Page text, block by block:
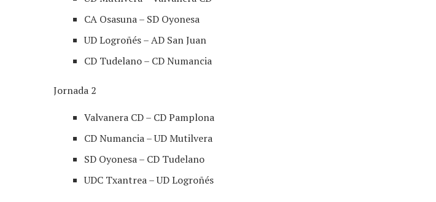
CA Osasuna – SD Oyonesa
UD Logroñés – AD San Juan
CD Tudelano – CD Numancia
Jornada 2
Valvanera CD – CD Pamplona
CD Numancia – UD Mutilvera
SD Oyonesa – CD Tudelano
UDC Txantrea – UD Logroñés